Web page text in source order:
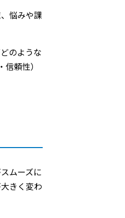
悩みや課
のような
頼性）
ムーズに
きく変わ